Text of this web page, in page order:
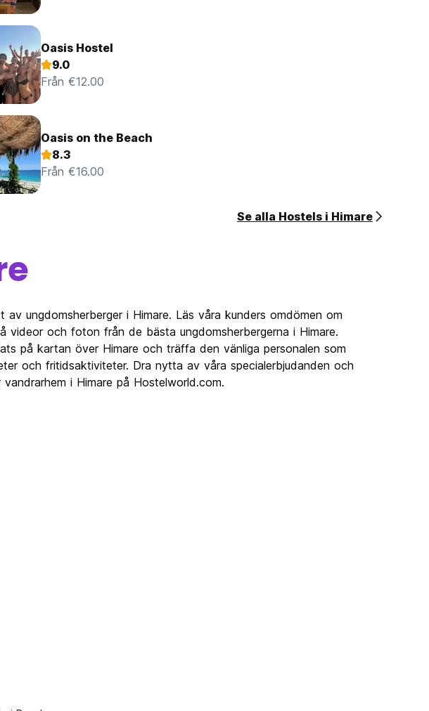
Oasis Hostel
9.0
Från €12.00
Oasis on the Beach
8.3
Från €16.00
Se alla Hostels i Himare
ungdomsherberger i Himare. Läs våra kunders omdömen om
videor och foton från de bästa ungdomsherbergerna i Himare.
på kartan över Himare och träffa den vänliga personalen som
och fritidsaktiviteter. Dra nytta av våra specialerbjudanden och
i Himare på Hostelworld.com.